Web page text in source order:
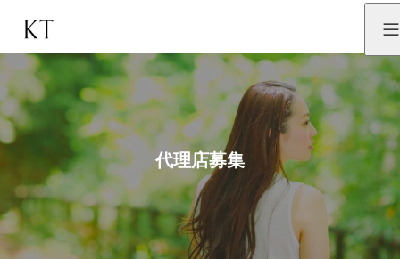
代理店募集